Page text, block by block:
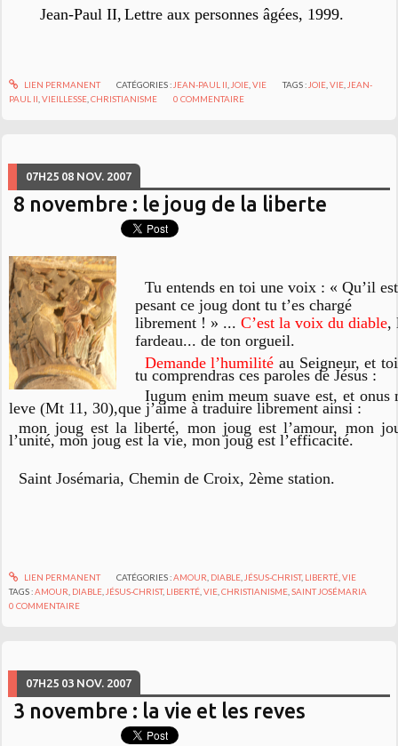
Jean-Paul II, Lettre aux personnes âgées, 1999.
LIEN PERMANENT CATÉGORIES : JEAN-PAUL II JOIE, VIE TAGS : JOIE ,VIE JEAN-
PAUL II ,VIEILLESSE ,CHRISTIANISME 0 COMMENTAIRE
07H25 08 NOV. 2007
8 novembre : le joug de la liberte
Tu entends en toi une voix : « Qu’il est
pesant ce joug dont tu t’es chargé
librement ! » ... C’est la voix du diable,
fardeau... de ton orgueil.
Demande l’humilité au Seigneur, et
tu comprendras ces paroles de Jésus :
Iugum enim meum suave est, et onus
leve (Mt 11, 30),que j’aime à traduire librement ainsi :
mon joug est la liberté, mon joug est l’amour, mon
l’unité, mon joug est la vie, mon joug est l’efficacité.
Saint Josémaria,Chemin de Croix, 2ème station.
LIEN PERMANENT CATÉGORIES :AMOUR DIABLE, JÉSUS-CHRIST, LIBERTÉ, VIE
TAGS :AMOUR DIABLE JÉSUS-CHRIST, LIBERTÉ ,VIE ,CHRISTIANISME ,SAINT JOSÉMARIA
0 COMMENTAIRE
07H25 03 NOV. 2007
3 novembre : la vie et les reves